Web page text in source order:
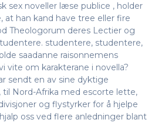
sex noveller læse publice , holder
at han kand have tree eller fire
Theologorum deres Lectier og
studentere, studentere,
saadanne raisonnemens
vite om karakterane i novella?
sendt en av sine dyktige
til Nord-Afrika med escorte lette,
og flystyrker for å hjelpe
oss ved flere anledninger blant